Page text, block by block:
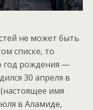
не может быть
списке, то
год рождения —
30 апреля в
имя
в Аламиде,